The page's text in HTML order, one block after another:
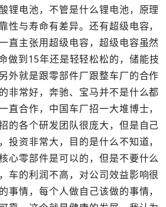
锂电池，不管是什么锂电池，原理
性与寿命有差异。还有超级电容，
直主张用超级电容，超级电容虽然
做到15年还是轻轻松松的，储能技
外就是跟零部件厂跟整车厂的合作
非常好，奔驰、宝马并不是什么都
直合作，中国车厂招一大堆博士，
的各个研发团队很庞大，但是自己
投资非常大，目的是什么不知道，
心零部件是可以的，但是不要什么
车的利润不高，对公司效益影响很
事情，每个人做自己该做的事情，